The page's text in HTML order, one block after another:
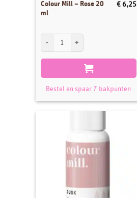
Colour Mill – Rose 20
ml
€6,25
Bestel en spaar 7 bakpunten